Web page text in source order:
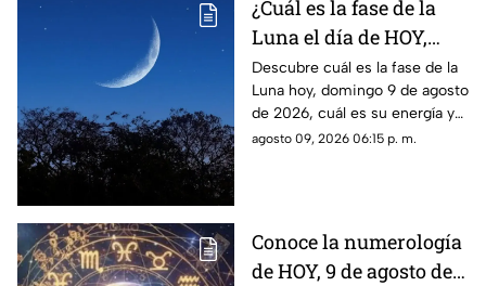
¿Cuál es la fase de la
Luna el día de HOY,
domingo 9 de agosto de
2026? Así se verá el
astro durante la noche
Descubre cuál es la fase de la
Luna hoy, domingo 9 de agosto
de 2026, cuál es su energía y
cómo nos podría afectar.
agosto 09, 2026 06:15 p. m.
Conoce la numerología
de HOY, 9 de agosto de